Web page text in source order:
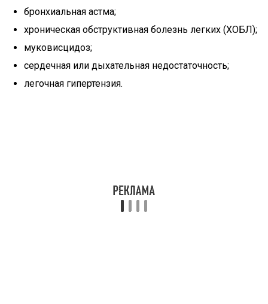
бронхиальная астма;
хроническая обструктивная болезнь легких (ХОБЛ);
муковисцидоз;
сердечная или дыхательная недостаточность;
легочная гипертензия.